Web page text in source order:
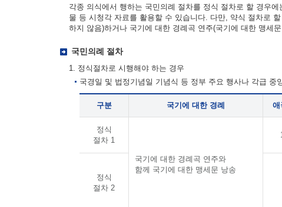
각종 의식에서 행하는 국민의례 절차를 정식 절차로 할 경우
물 등 시청각 자료를 활용할 수 있습니다. 다만, 약식 절차로
하지 않음)하거나 국기에 대한 경례곡 연주(국기에 대한 맹세
국민의례 절차
1. 정식절차로 시행해야 하는 경우
국경일 및 법정기념일 기념식 등 정부 주요 행사나 각급 중
구분 국기에 대한 경례 애
정식
절차 1
국기에 대한 경례곡 연주와
함께 국기에 대한 맹세문 낭송
정식
절차 2